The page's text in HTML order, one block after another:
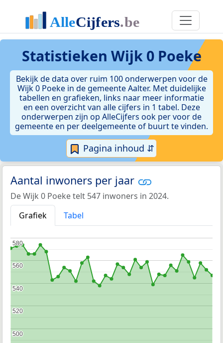
Statistieken Wijk 0 Poeke
Bekijk de data over ruim 100 onderwerpen voor de
Wijk 0 Poeke in de gemeente Aalter. Met duidelijke
tabellen en grafieken, links naar meer informatie
en een overzicht van alle cijfers in 1 tabel. Deze
onderwerpen zijn op AlleCijfers ook per voor de
gemeente en per deelgemeente of buurt te vinden.
Pagina inhoud ⇵
Aantal inwoners per jaar
De Wijk 0 Poeke telt 547 inwoners in 2024.
Grafiek
Tabel
500
500
520
520
540
540
560
560
580
580